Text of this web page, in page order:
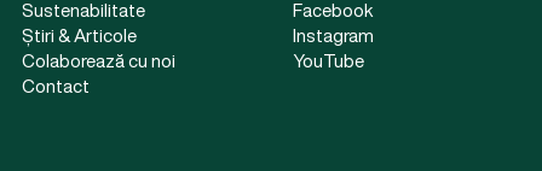
Sustenabilitate
Știri & Articole
Colaborează cu noi
Contact
Facebook
Instagram
YouTube